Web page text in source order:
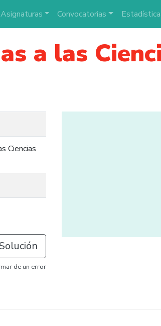
Asignaturas Convocatorias
a las
Ciencias
Solución
de un error